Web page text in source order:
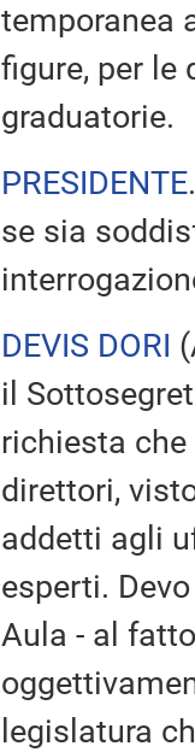
temporanea
figure, per le
graduatorie.
PRESIDENTE
se sia
DEVIS DORI (
il
richiesta
direttori,
addetti agli
esperti.
Aula - al
legislatura